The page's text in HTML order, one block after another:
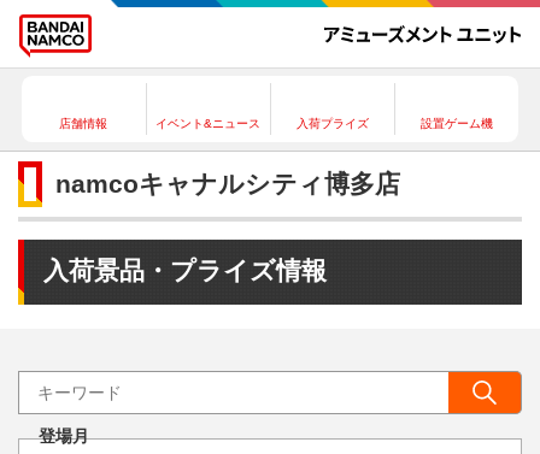
店舗情報 イベント&ニュース 入荷プライズ 設置ゲーム機
namcoキャナルシティ博多店
入荷景品・プライズ情報
登場月